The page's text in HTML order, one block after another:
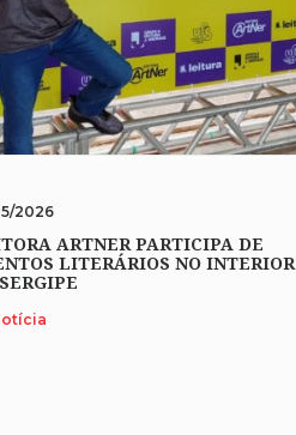
2026
ARTNER PARTICIPA DE
LITERÁRIOS NO INTERIOR